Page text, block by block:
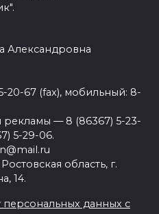
Александровна
20-67 (fax), мобильный: 8-
— 8 (86367) 5-23-
5-29-06.
область, г.
14.
персональных данных с